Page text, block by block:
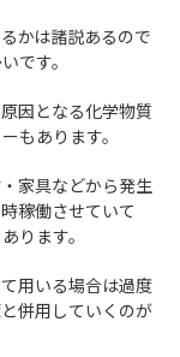
かは諸説あるので
です。
因となる化学物質
もあります。
家具などから発生
稼働させていて
ります。
用いる場合は過度
併用していくのが